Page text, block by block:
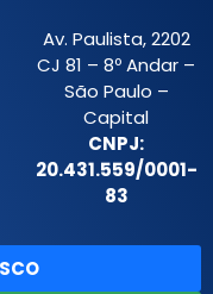
Av. Paulista, 2202
CJ 81 – 8º Andar –
São Paulo –
Capital
CNPJ:
20.431.559/0001-
83